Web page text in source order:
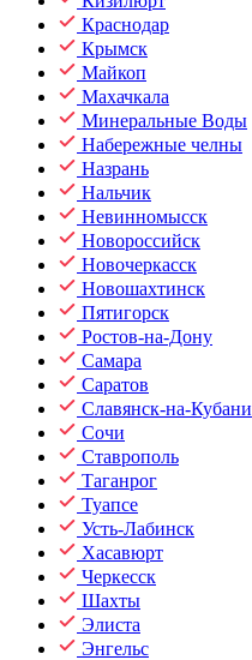
Краснодар
Крымск
Майкоп
Махачкала
Минеральные Воды
Набережные челны
Назрань
Нальчик
Невинномысск
Новороссийск
Новочеркасск
Новошахтинск
Пятигорск
Ростов-на-Дону
Самара
Саратов
Славянск-на-Кубани
Сочи
Ставрополь
Таганрог
Туапсе
Усть-Лабинск
Хасавюрт
Черкесск
Шахты
Элиста
Энгельс